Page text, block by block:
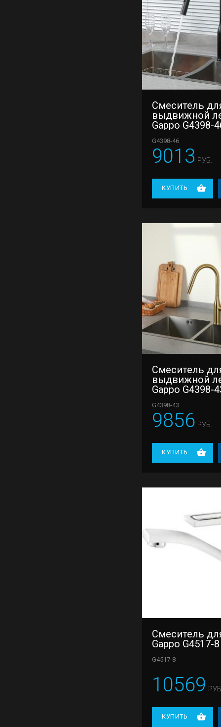
Смеситель
выдвижной
Gappo G4398-
G4398-46
9013 РУБ.
КУПИТЬ
Смеситель
выдвижной
Gappo G4398-
G4398-43
9856 РУБ.
КУПИТЬ
Смеситель
Gappo G4517-8
G4517-8
10569
КУПИТЬ